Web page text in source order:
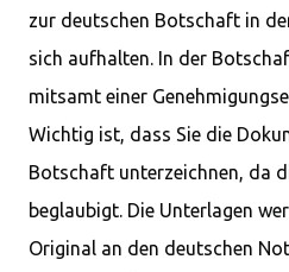
zur deutschen Botschaft in
sich aufhalten. In der
mitsamt einer
Wichtig ist, dass Sie die
Botschaft unterzeichnen, da
beglaubigt. Die Unterlagen
Original an den deutschen